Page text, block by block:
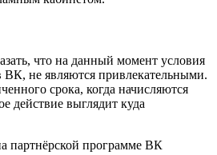
что на данный момент условия
ВК, не являются привлекательными.
срока, когда начисляются
действие выглядит куда